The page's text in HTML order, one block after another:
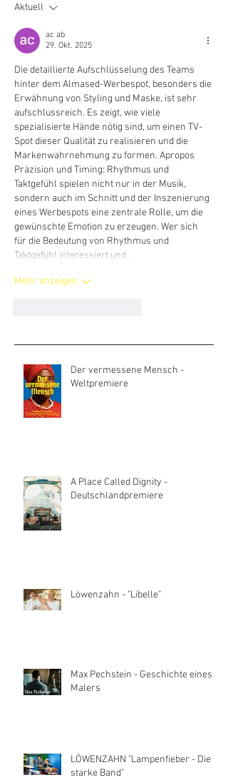
Aktuell
ac ab
29. Okt. 2025
Die detaillierte Aufschlüsselung des Teams
hinter dem Almased-Werbespot, besonders die
Erwähnung von Styling und Maske, ist sehr
aufschlussreich. Es zeigt, wie viele
spezialisierte Hände nötig sind, um einen TV-
Spot dieser Qualität zu realisieren und die
Markenwahrnehmung zu formen. Apropos
Präzision und Timing: Rhythmus und
Taktgefühl spielen nicht nur in der Musik,
sondern auch im Schnitt und der Inszenierung
eines Werbespots eine zentrale Rolle, um die
gewünschte Emotion zu erzeugen. Wer sich
für die Bedeutung von Rhythmus und
Taktgefühl interessiert und…
Mehr anzeigen
Der vermessene Mensch -
Weltpremiere
A Place Called Dignity -
Deutschlandpremiere
Löwenzahn - "Libelle"
Max Pechstein - Geschichte eines
Malers
LÖWENZAHN "Lampenfieber - Die
starke Band"